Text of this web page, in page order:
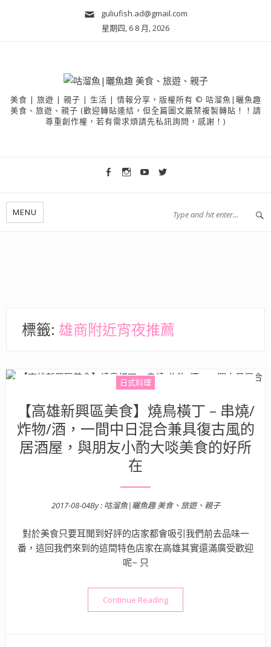
guliufish.ad@gmail.com
星期四, 6 8 月, 2026
美食 | 旅遊 | 親子 | 生活 | 情報分享，版權所有 © 咕溜魚|曬魚趣
美食、旅遊、親子 (歡迎轉貼連結，但全篇圖文嚴禁複製轉貼！！請
尊重創作權，若有需求煩請先私訊詢問，感謝！)
MENU
標籤: 雄商附近宵夜推薦
日式料理
【高雄新興區美食】燒鳥橫丁 – 串燒/
炸物/酒，一間中日混合兼具復古風的
居酒屋，與朋友小酌大啖美食的好所
在
Posted on
2017-08-04By : 咕溜魚|曬魚趣 美食、旅遊、親子
對於美食只要耳聞到好評的店家都會吸引我們前去品味一
番，這回我們來到的這間特色店家在高雄其實還滿廣受歡迎
呢~ 只
Continue Reading“【高雄新興區美食】燒鳥橫